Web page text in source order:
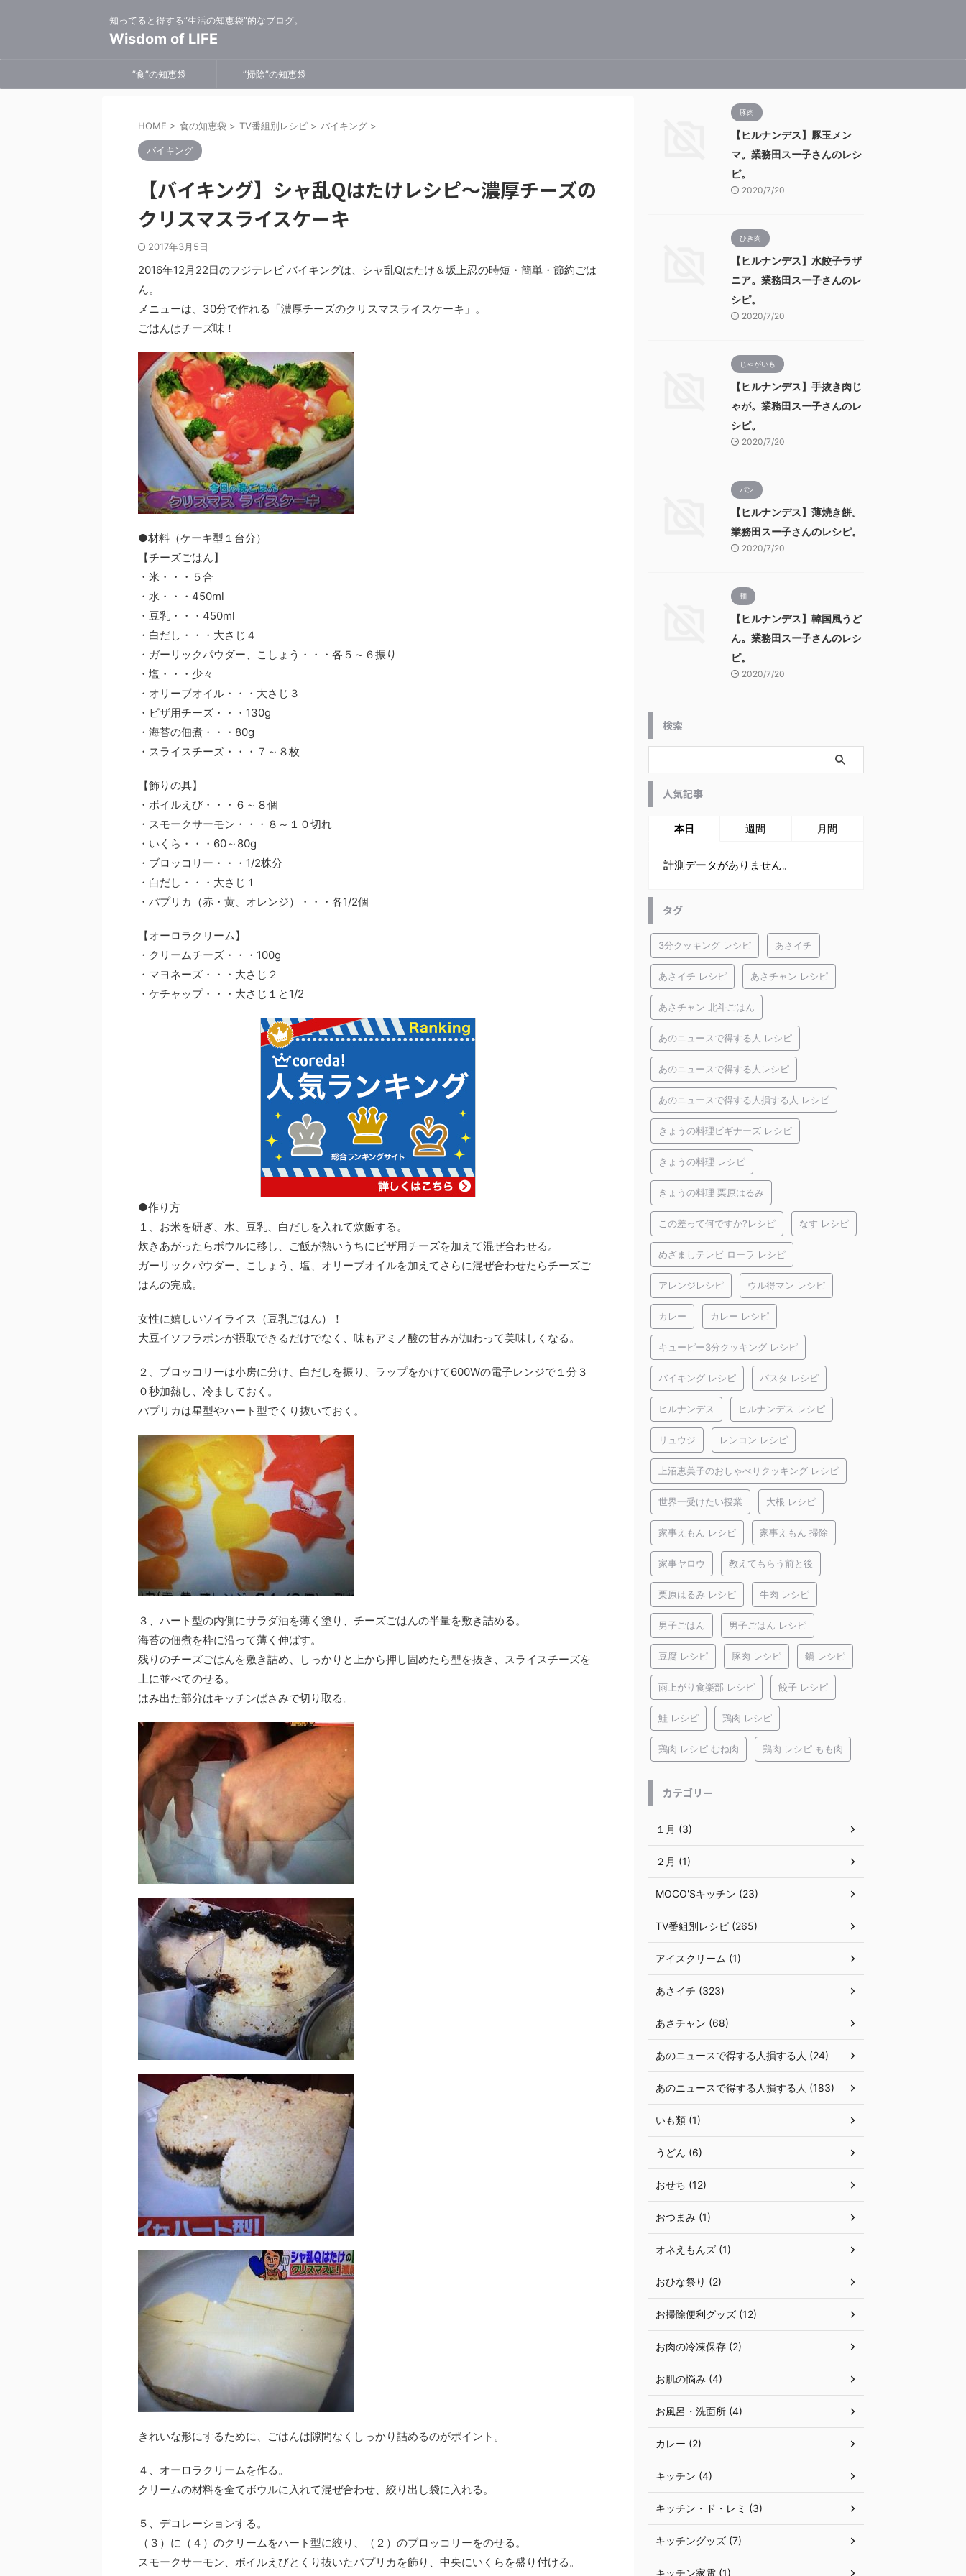
知ってると得する”生活の知恵袋”的なブログ。
Wisdom of LIFE
”食”の知恵袋 ”掃除”の知恵袋
HOME > 食の知恵袋 > TV番組別レシピ > バイキング >
バイキング
【バイキング】シャ乱Qはたけレシピ～濃厚チーズの
クリスマスライスケーキ
2017年3月5日
2016年12月22日のフジテレビ バイキングは、シャ乱Qはたけ＆坂上忍の時短・簡単・節約ごは
ん。
メニューは、30分で作れる「濃厚チーズのクリスマスライスケーキ」。
ごはんはチーズ味！
●材料（ケーキ型１台分）
【チーズごはん】
・米・・・５合
・水・・・450ml
・豆乳・・・450ml
・白だし・・・大さじ４
・ガーリックパウダー、こしょう・・・各５～６振り
・塩・・・少々
・オリーブオイル・・・大さじ３
・ピザ用チーズ・・・130g
・海苔の佃煮・・・80g
・スライスチーズ・・・７～８枚
【飾りの具】
・ボイルえび・・・６～８個
・スモークサーモン・・・８～１０切れ
・いくら・・・60～80g
・ブロッコリー・・・1/2株分
・白だし・・・大さじ１
・パプリカ（赤・黄、オレンジ）・・・各1/2個
【オーロラクリーム】
・クリームチーズ・・・100g
・マヨネーズ・・・大さじ２
・ケチャップ・・・大さじ１と1/2
●作り方
１、お米を研ぎ、水、豆乳、白だしを入れて炊飯する。
炊きあがったらボウルに移し、ご飯が熱いうちにピザ用チーズを加えて混ぜ合わせる。
ガーリックパウダー、こしょう、塩、オリーブオイルを加えてさらに混ぜ合わせたらチーズご
はんの完成。
女性に嬉しいソイライス（豆乳ごはん）！
大豆イソフラボンが摂取できるだけでなく、味もアミノ酸の甘みが加わって美味しくなる。
２、ブロッコリーは小房に分け、白だしを振り、ラップをかけて600Wの電子レンジで１分３
０秒加熱し、冷ましておく。
パプリカは星型やハート型でくり抜いておく。
３、ハート型の内側にサラダ油を薄く塗り、チーズごはんの半量を敷き詰める。
海苔の佃煮を枠に沿って薄く伸ばす。
残りのチーズごはんを敷き詰め、しっかりと上から押し固めたら型を抜き、スライスチーズを
上に並べてのせる。
はみ出た部分はキッチンばさみで切り取る。
きれいな形にするために、ごはんは隙間なくしっかり詰めるのがポイント。
４、オーロラクリームを作る。
クリームの材料を全てボウルに入れて混ぜ合わせ、絞り出し袋に入れる。
５、デコレーションする。
（３）に（４）のクリームをハート型に絞り、（２）のブロッコリーをのせる。
スモークサーモン、ボイルえびとくり抜いたパプリカを飾り、中央にいくらを盛り付ける。
豚肉
【ヒルナンデス】豚玉メン
マ。業務田スー子さんのレシ
ピ。
2020/7/20
ひき肉
【ヒルナンデス】水餃子ラザ
ニア。業務田スー子さんのレ
シピ。
2020/7/20
じゃがいも
【ヒルナンデス】手抜き肉じ
ゃが。業務田スー子さんのレ
シピ。
2020/7/20
パン
【ヒルナンデス】薄焼き餅。
業務田スー子さんのレシピ。
2020/7/20
麺
【ヒルナンデス】韓国風うど
ん。業務田スー子さんのレシ
ピ。
2020/7/20
検索
人気記事
本日 週間 月間
計測データがありません。
タグ
3分クッキング レシピ あさイチ
あさイチ レシピ あさチャン レシピ
あさチャン 北斗ごはん
あのニュースで得する人 レシピ
あのニュースで得する人レシピ
あのニュースで得する人損する人 レシピ
きょうの料理ビギナーズ レシピ
きょうの料理 レシピ
きょうの料理 栗原はるみ
この差って何ですか?レシピ なす レシピ
めざましテレビ ローラ レシピ
アレンジレシピ ウル得マン レシピ
カレー カレー レシピ
キューピー3分クッキング レシピ
バイキング レシピ パスタ レシピ
ヒルナンデス ヒルナンデス レシピ
リュウジ レンコン レシピ
上沼恵美子のおしゃべりクッキング レシピ
世界一受けたい授業 大根 レシピ
家事えもん レシピ 家事えもん 掃除
家事ヤロウ 教えてもらう前と後
栗原はるみ レシピ 牛肉 レシピ
男子ごはん 男子ごはん レシピ
豆腐 レシピ 豚肉 レシピ 鍋 レシピ
雨上がり食楽部 レシピ 餃子 レシピ
鮭 レシピ 鶏肉 レシピ
鶏肉 レシピ むね肉 鶏肉 レシピ もも肉
カテゴリー
１月 (3)
２月 (1)
MOCO'Sキッチン (23)
TV番組別レシピ (265)
アイスクリーム (1)
あさイチ (323)
あさチャン (68)
あのニュースで得する人損する人 (24)
あのニュースで得する人損する人 (183)
いも類 (1)
うどん (6)
おせち (12)
おつまみ (1)
オネえもんズ (1)
おひな祭り (2)
お掃除便利グッズ (12)
お肉の冷凍保存 (2)
お肌の悩み (4)
お風呂・洗面所 (4)
カレー (2)
キッチン (4)
キッチン・ド・レミ (3)
キッチングッズ (7)
キッチン家電 (1)